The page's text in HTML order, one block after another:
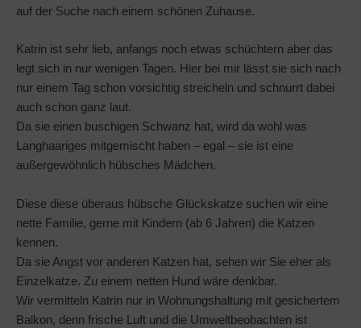
auf der Suche nach einem schönen Zuhause.
Katrin ist sehr lieb, anfangs noch etwas schüchtern aber das
legt sich in nur wenigen Tagen. Hier bei mir lässt sie sich nach
nur einem Tag schon vorsichtig streicheln und schnurrt dabei
auch schon ganz laut.
Da sie einen buschigen Schwanz hat, wird da wohl was
Langhaariges mitgemischt haben – egal – sie ist eine
außergewöhnlich hübsches Mädchen.
Diese diese überaus hübsche Glückskatze suchen wir eine
nette Familie, gerne mit Kindern (ab 6 Jahren) die Katzen
kennen.
Da sie Angst vor anderen Katzen hat, sehen wir Sie eher als
Einzelkatze. Zu einem netten Hund wäre denkbar.
Wir vermitteln Katrin nur in Wohnungshaltung mit gesichertem
Balkon, denn frische Luft und die Umweltbeobachten ist